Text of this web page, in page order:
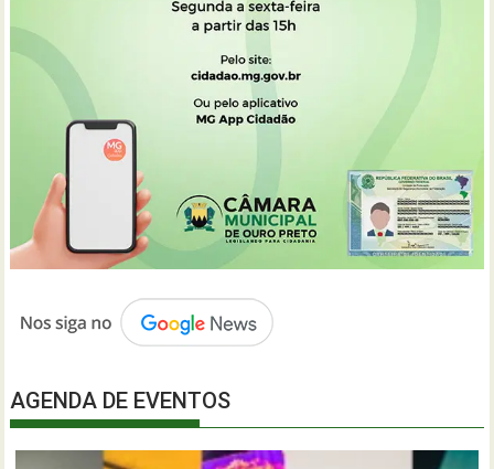
AGENDA DE EVENTOS